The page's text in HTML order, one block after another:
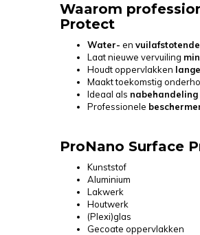
Waarom
Protect
Water- en vuilafstotende
Laat nieuwe vervuiling
Houdt oppervlakken
Maakt toekomstig
Ideaal als nabehandeling
Professionele
ProNano Surface
Kunststof
Aluminium
Lakwerk
Houtwerk
(Plexi)glas
Gecoate oppervlakken